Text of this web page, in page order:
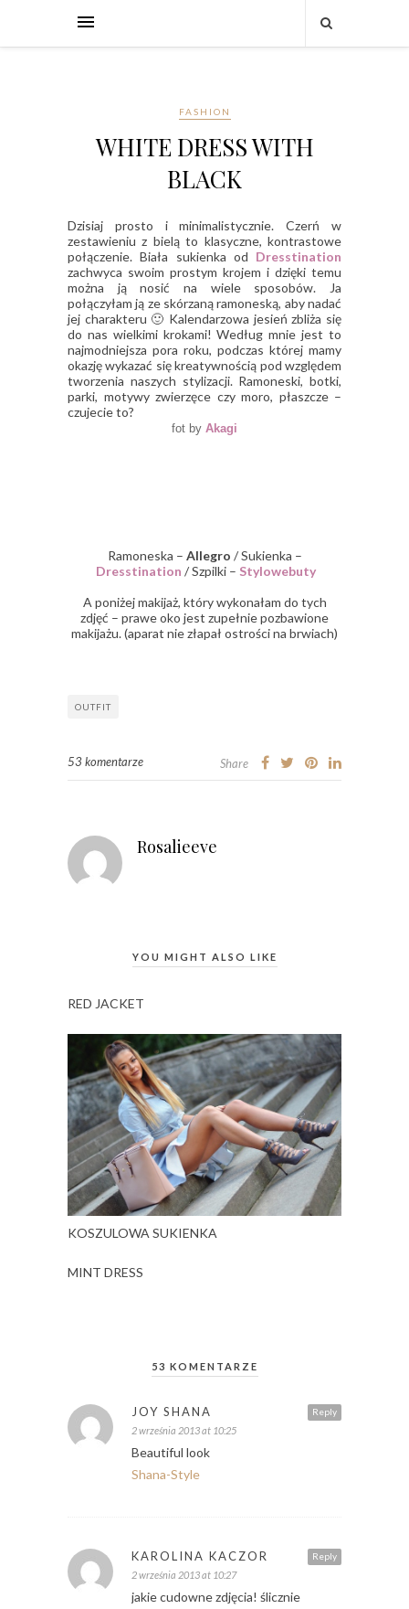
FASHION
WHITE DRESS WITH
BLACK
Dzisiaj prosto i minimalistycznie. Czerń w
zestawieniu z bielą to klasyczne, kontrastowe
połączenie. Biała sukienka od Dresstination
zachwyca swoim prostym krojem i dzięki temu
można ją nosić na wiele sposobów. Ja
połączyłam ją ze skórzaną ramoneską, aby nadać
jej charakteru 🙂 Kalendarzowa jesień zbliża się
do nas wielkimi krokami! Według mnie jest to
najmodniejsza pora roku, podczas której mamy
okazję wykazać się kreatywnością pod względem
tworzenia naszych stylizacji. Ramoneski, botki,
parki, motywy zwierzęce czy moro, płaszcze –
czujecie to?
fot by Akagi
Ramoneska – Allegro / Sukienka –
Dresstination / Szpilki – Stylowebuty
A poniżej makijaż, który wykonałam do tych
zdjęć – prawe oko jest zupełnie pozbawione
makijażu. (aparat nie złapał ostrości na brwiach)
OUTFIT
53 komentarze Share
Rosalieeve
YOU MIGHT ALSO LIKE
RED JACKET
KOSZULOWA SUKIENKA
MINT DRESS
53 KOMENTARZE
Reply
JOY SHANA
2 września 2013 at 10:25
Beautiful look
Shana-Style
Reply
KAROLINA KACZOR
2 września 2013 at 10:27
jakie cudowne zdjęcia! ślicznie